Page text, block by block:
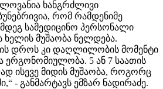
ხანგრძლივი
რომ რამდენიმე
სამედიცინო პერსონალი
მუშაობა ნელდება.
დროს კი დაღლილობის მომენტი
ერგონომიულობა. 5 ან 7 საათის
ისევე მიდის მუშაობა, როგორც
- განმარტავს ემზარ ნადირაძე.